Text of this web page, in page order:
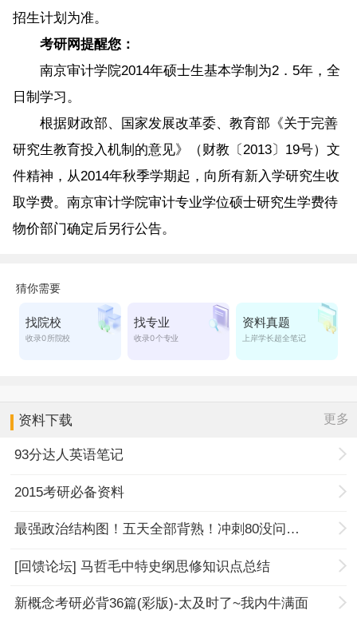
招生计划为准。
考研网提醒您：
南京审计学院2014年硕士生基本学制为2．5年，全
日制学习。
根据财政部、国家发展改革委、教育部《关于完善
研究生教育投入机制的意见》（财教〔2013〕19号）文
件精神，从2014年秋季学期起，向所有新入学研究生收
取学费。南京审计学院审计专业学位硕士研究生学费待
物价部门确定后另行公告。
资料下载 更多
93分达人英语笔记
2015考研必备资料
最强政治结构图！五天全部背熟！冲刺80没问题！
[回馈论坛] 马哲毛中特史纲思修知识点总结
新概念考研必背36篇(彩版)-太及时了~我内牛满面